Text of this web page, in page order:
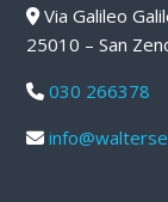
Via Galileo
25010 – San
030 266378